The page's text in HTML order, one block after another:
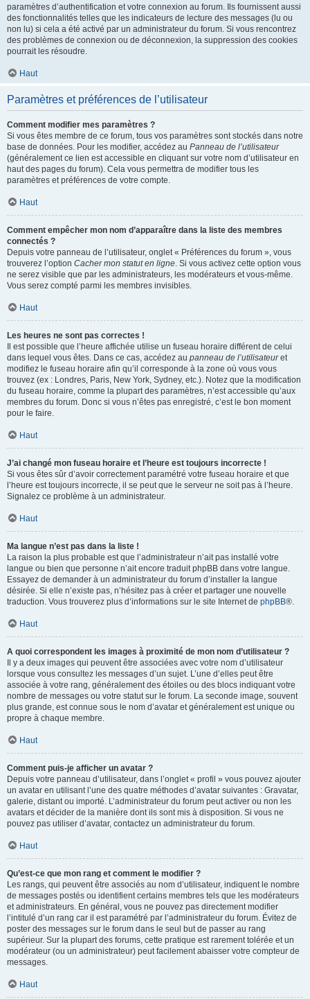
paramètres d’authentification et votre connexion au forum. Ils fournissent aussi
des fonctionnalités telles que les indicateurs de lecture des messages (lu ou
non lu) si cela a été activé par un administrateur du forum. Si vous rencontrez
des problèmes de connexion ou de déconnexion, la suppression des cookies
pourrait les résoudre.
Haut
Paramètres et préférences de l’utilisateur
Comment modifier mes paramètres ?
Si vous êtes membre de ce forum, tous vos paramètres sont stockés dans notre
base de données. Pour les modifier, accédez au Panneau de l’utilisateur
(généralement ce lien est accessible en cliquant sur votre nom d’utilisateur en
haut des pages du forum). Cela vous permettra de modifier tous les
paramètres et préférences de votre compte.
Haut
Comment empêcher mon nom d’apparaître dans la liste des membres
connectés ?
Depuis votre panneau de l’utilisateur, onglet « Préférences du forum », vous
trouverez l’option Cacher mon statut en ligne. Si vous activez cette option vous
ne serez visible que par les administrateurs, les modérateurs et vous-même.
Vous serez compté parmi les membres invisibles.
Haut
Les heures ne sont pas correctes !
Il est possible que l’heure affichée utilise un fuseau horaire différent de celui
dans lequel vous êtes. Dans ce cas, accédez au panneau de l’utilisateuret
modifiez le fuseau horaire afin qu’il corresponde à la zone où vous vous
trouvez (ex : Londres, Paris, New York, Sydney, etc.). Notez que la modification
du fuseau horaire, comme la plupart des paramètres, n’est accessible qu’aux
membres du forum. Donc si vous n’êtes pas enregistré, c’est le bon moment
pour le faire.
Haut
J’ai changé mon fuseau horaire et l’heure est toujours incorrecte !
Si vous êtes sûr d’avoir correctement paramétré votre fuseau horaire et que
l’heure est toujours incorrecte, il se peut que le serveur ne soit pas à l’heure.
Signalez ce problème à un administrateur.
Haut
Ma langue n’est pas dans la liste !
La raison la plus probable est que l’administrateur n’ait pas installé votre
langue ou bien que personne n’ait encore traduit phpBB dans votre langue.
Essayez de demander à un administrateur du forum d’installer la langue
désirée. Si elle n’existe pas, n’hésitez pas à créer et partager une nouvelle
traduction. Vous trouverez plus d’informations sur le site Internet de phpBB®.
Haut
A quoi correspondent les images à proximité de mon nom d’utilisateur ?
Il y a deux images qui peuvent être associées avec votre nom d’utilisateur
lorsque vous consultez les messages d’un sujet. L’une d’elles peut être
associée à votre rang, généralement des étoiles ou des blocs indiquant votre
nombre de messages ou votre statut sur le forum. La seconde image, souvent
plus grande, est connue sous le nom d’avatar et généralement est unique ou
propre à chaque membre.
Haut
Comment puis-je afficher un avatar ?
Depuis votre panneau d’utilisateur, dans l’onglet « profil » vous pouvez ajouter
un avatar en utilisant l’une des quatre méthodes d’avatar suivantes : Gravatar,
galerie, distant ou importé. L’administrateur du forum peut activer ou non les
avatars et décider de la manière dont ils sont mis à disposition. Si vous ne
pouvez pas utiliser d’avatar, contactez un administrateur du forum.
Haut
Qu’est-ce que mon rang et comment le modifier ?
Les rangs, qui peuvent être associés au nom d’utilisateur, indiquent le nombre
de messages postés ou identifient certains membres tels que les modérateurs
et administrateurs. En général, vous ne pouvez pas directement modifier
l’intitulé d’un rang car il est paramétré par l’administrateur du forum. Évitez de
poster des messages sur le forum dans le seul but de passer au rang
supérieur. Sur la plupart des forums, cette pratique est rarement tolérée et un
modérateur (ou un administrateur) peut facilement abaisser votre compteur de
messages.
Haut